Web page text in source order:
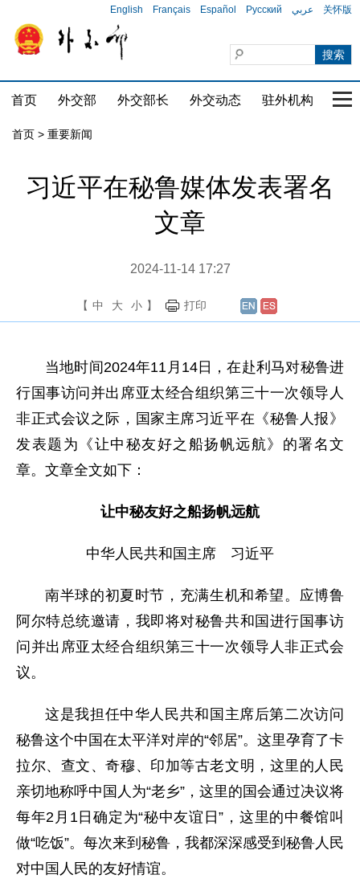
English Français Español Русский عربي 关怀版
首页 外交部 外交部长 外交动态 驻外机构 国
首页 > 重要新闻
习近平在秘鲁媒体发表署名
文章
2024-11-14 17:27
【 中 大 小 】 打印
当地时间2024年11月14日，在赴利马对秘鲁进
行国事访问并出席亚太经合组织第三十一次领导人
非正式会议之际，国家主席习近平在《秘鲁人报》
发表题为《让中秘友好之船扬帆远航》的署名文
章。文章全文如下：
让中秘友好之船扬帆远航
中华人民共和国主席 习近平
南半球的初夏时节，充满生机和希望。应博鲁
阿尔特总统邀请，我即将对秘鲁共和国进行国事访
问并出席亚太经合组织第三十一次领导人非正式会
议。
这是我担任中华人民共和国主席后第二次访问
秘鲁这个中国在太平洋对岸的“邻居”。这里孕育了卡
拉尔、查文、奇穆、印加等古老文明，这里的人民
亲切地称呼中国人为“老乡”，这里的国会通过决议将
每年2月1日确定为“秘中友谊日”，这里的中餐馆叫
做“吃饭”。每次来到秘鲁，我都深深感受到秘鲁人民
对中国人民的友好情谊。